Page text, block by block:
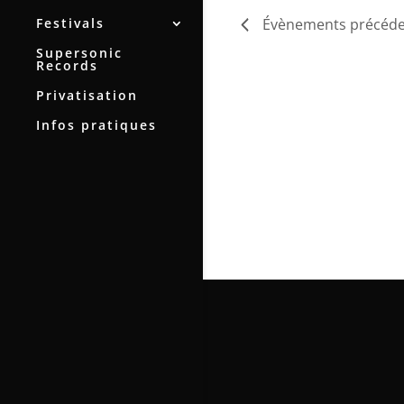
Festivals
Supersonic
Records
Privatisation
Infos pratiques
Évènements